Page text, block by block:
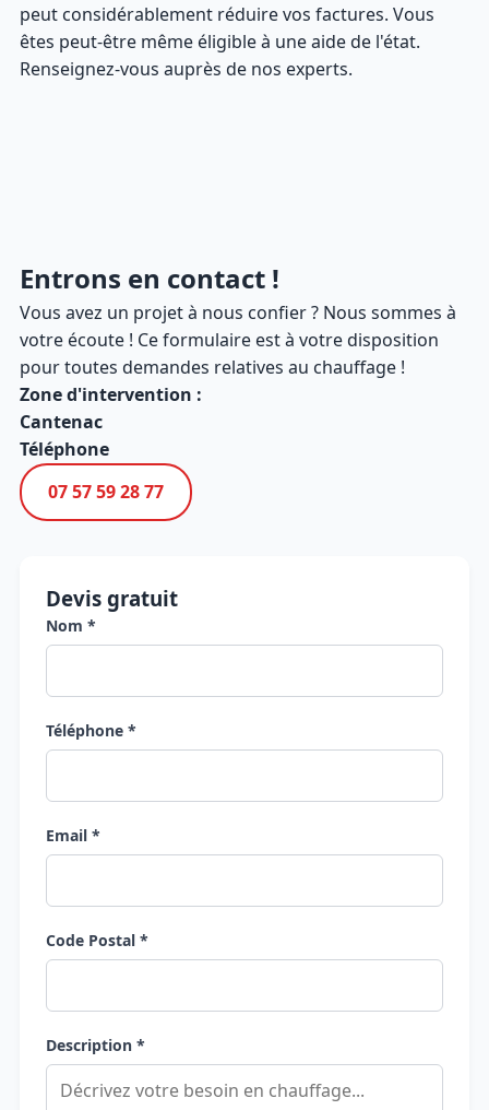
peut considérablement réduire vos factures. Vous
êtes peut-être même éligible à une aide de l'état.
Renseignez-vous auprès de nos experts.
Entrons en contact !
Vous avez un projet à nous confier ? Nous sommes à
votre écoute ! Ce formulaire est à votre disposition
pour toutes demandes relatives au chauffage !
Zone d'intervention :
Cantenac
Téléphone
07 57 59 28 77
Devis gratuit
Nom *
Téléphone *
Email *
Code Postal *
Description *